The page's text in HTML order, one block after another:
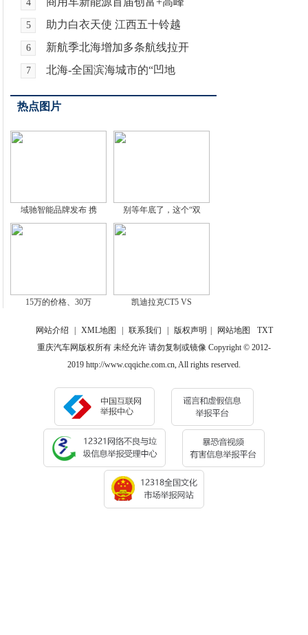
4
5 助力白衣天使 江西五十铃越
6 新航季北海增加多条航线拉开
7 北海-全国滨海城市的“凹地
热点图片
域驰智能品牌发布 携 别等年底了，这个“双
15万的价格、30万 凯迪拉克CT5 VS
网站介绍 XML地图 联系我们 版权声明 网站地图
TXT
重庆汽车网版权所有 未经允许 请勿复制或镜像 Copyright © 2012-
2019 http://www.cqqiche.com.cn, All rights reserved.